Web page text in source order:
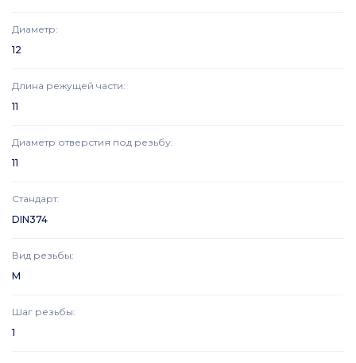
Диаметр:
12
Длина режущей части:
11
Диаметр отверстия под резьбу:
11
Стандарт:
DIN374
Вид резьбы:
M
Шаг резьбы:
1